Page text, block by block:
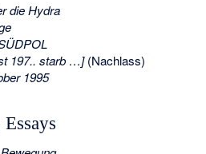
die Hydra
197.. starb …](Nachlass)
1995